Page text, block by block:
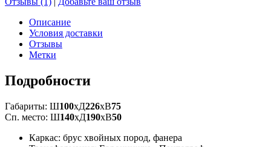
Описание
Условия доставки
Отзывы
Метки
Подробности
Габариты: Ш100xД226xВ75
Сп. место: Ш140xД190xВ50
Каркас: брус хвойных пород, фанера